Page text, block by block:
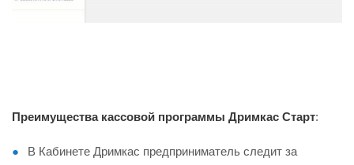
Преимущества кассовой программы Дримкас Старт:
В Кабинете Дримкас предприниматель следит за